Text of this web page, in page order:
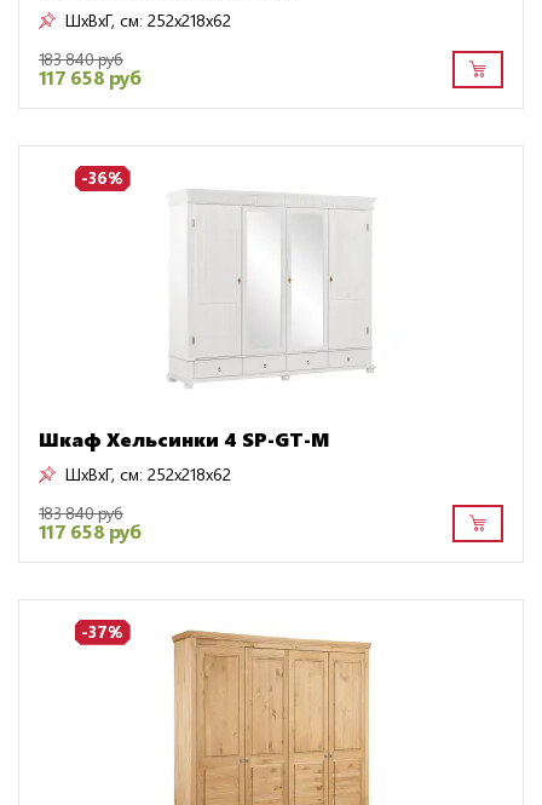
ШxВxГ, см: 252x218x62
183 840 руб
117 658 руб
-36%
Шкаф Хельсинки 4 SP-GT-М
ШxВxГ, см: 252x218x62
183 840 руб
117 658 руб
-37%